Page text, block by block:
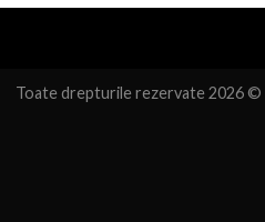
Toate drepturile rezervate 2026 ©